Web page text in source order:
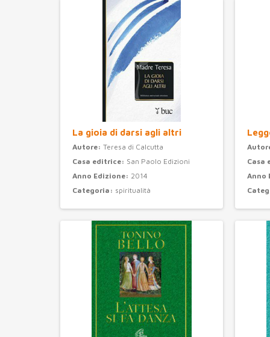
La gioia di darsi agli altri
Autore: Teresa di Calcutta
Casa editrice: San Paolo Edizioni
Anno Edizione: 2014
Categoria: spiritualità
Casa
Anno